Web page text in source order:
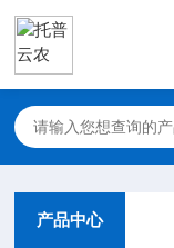
产品中心